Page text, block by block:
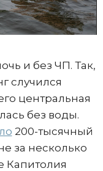
и без ЧП. Так,
случился
центральная
без воды.
200-тысячный
за несколько
Капитолия